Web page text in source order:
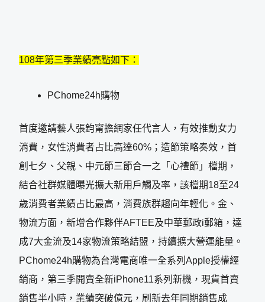
108年第三季業績亮點如下：
PChome24h購物
首度邀請藝人張鈞甯擔網家任代言人，有效推動女力
消費，女性消費者占比高達60%；造節策略奏效，首
創七夕、父親、中元節三節合一之「心禮節」檔期，
結合社群媒體曝光擴大新用戶觸及率，該檔期18至24
歲消費者業績占比最高，消費族群趨向年輕化。金、
物流方面，新增合作夥伴AFTEE及中華郵政i郵箱，達
成7大金流及14家物流策略結盟，持續擴大營運能量。
PChome24h購物為台灣電商唯一全系列Apple授權經
銷商，第三季開賣全新iPhone11系列新機，現貨首賣
銷售半小時，業績突破億元，刷新去年同期銷售成